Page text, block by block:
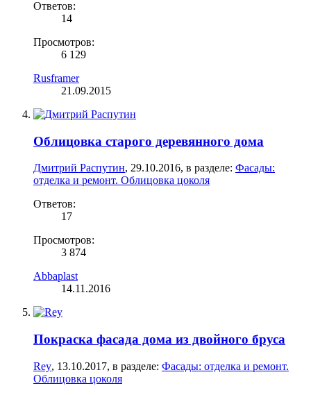
Ответов:
14
Просмотров:
6 129
Rusframer
21.09.2015
Облицовка старого деревянного дома
Дмитрий Распутин, 29.10.2016, в разделе: Фасады:
отделка и ремонт. Облицовка цоколя
Ответов:
17
Просмотров:
3 874
Abbaplast
14.11.2016
Покраска фасада дома из двойного бруса
Rey, 13.10.2017, в разделе: Фасады: отделка и ремонт.
Облицовка цоколя